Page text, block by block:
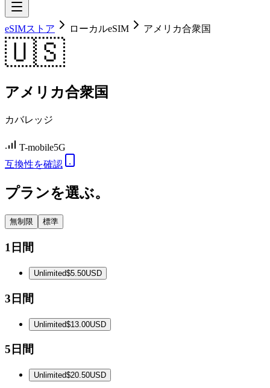
eSIMストア ローカルeSIM アメリカ合衆国
🇺🇸
アメリカ合衆国
カバレッジ
T-mobile5G
互換性を確認
プランを選ぶ。
無制限 標準
1日間
Unlimited$5.50USD
3日間
Unlimited$13.00USD
5日間
Unlimited$20.50USD